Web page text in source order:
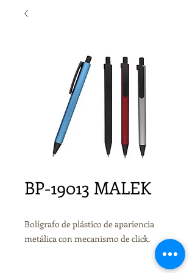
BP-19013 MALEK
Bolígrafo de plástico de apariencia
metálica con mecanismo de click.